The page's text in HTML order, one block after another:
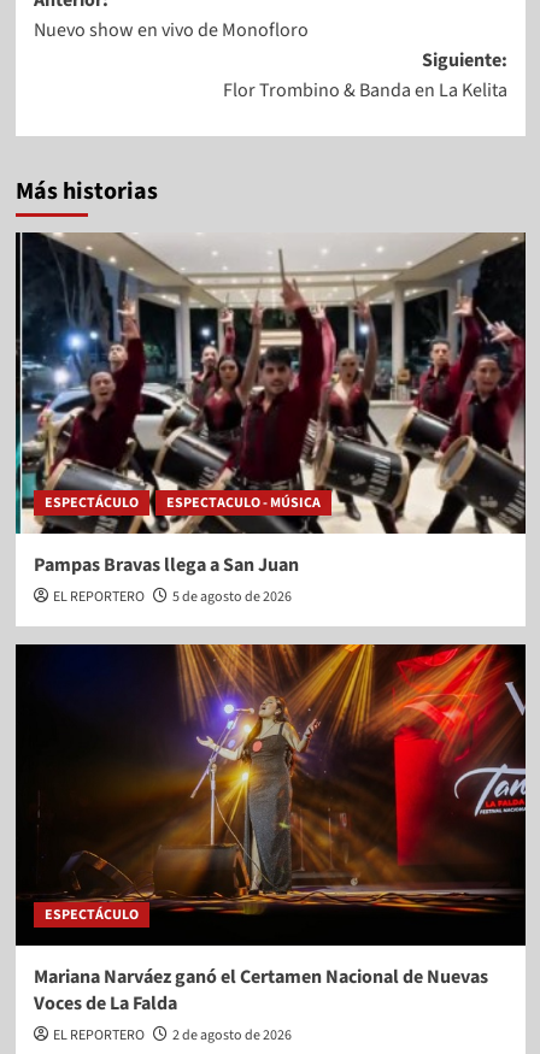
Nuevo show en vivo de Monofloro
Siguiente:
Flor Trombino & Banda en La Kelita
Más historias
ESPECTÁCULO ESPECTACULO - MÚSICA
Pampas Bravas llega a San Juan
EL REPORTERO 5 de agosto de 2026
ESPECTÁCULO
Mariana Narváez ganó el Certamen Nacional de Nuevas
Voces de La Falda
EL REPORTERO 2 de agosto de 2026